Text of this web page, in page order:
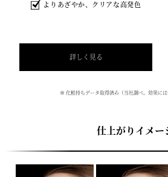
よりあざやか、クリアな高発色
詳しく見る
※ 化粧持ちデータ取得済み（当社調べ。効果には
仕上がりイメー